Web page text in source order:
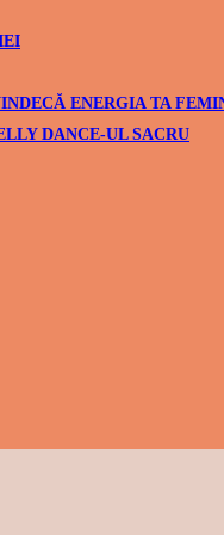
ENERGIA TA
DANCE-UL SACRU